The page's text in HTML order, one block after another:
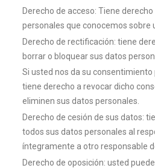
Derecho de acceso: Tiene
personales que conocemos sobre
Derecho de rectificación: tiene
borrar o bloquear sus datos
Si usted nos da su
tiene derecho a revocar dicho
eliminen sus datos personales.
Derecho de cesión de sus datos:
todos sus datos personales al
íntegramente a otro responsable
Derecho de oposición: usted